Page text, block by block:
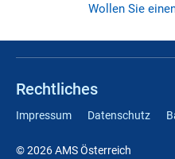
Wollen Sie
Rechtliches
Impressum Datenschutz
© 2026 AMS Österreich